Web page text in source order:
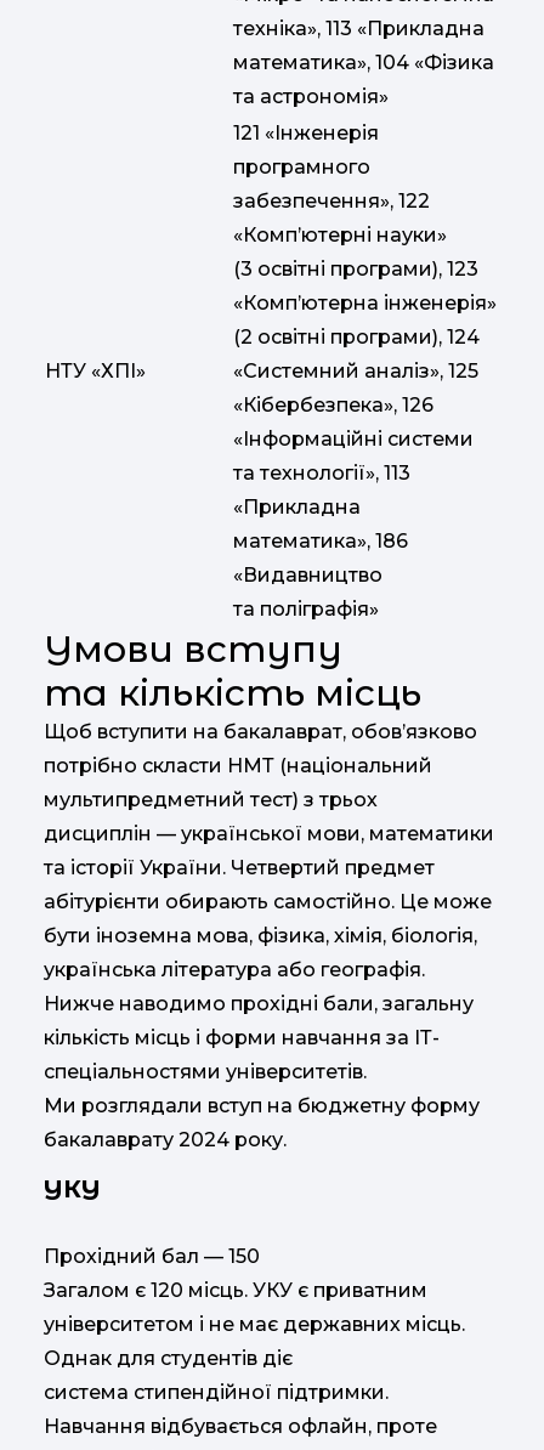
техніка», 113 «Прикладна
математика», 104 «Фізика
та астрономія»
НТУ «ХПІ»
121 «Інженерія
програмного
забезпечення», 122
«Комп’ютерні науки»
(3 освітні програми), 123
«Комп’ютерна інженерія»
(2 освітні програми), 124
«Системний аналіз», 125
«Кібербезпека», 126
«Інформаційні системи
та технології», 113
«Прикладна
математика», 186
«Видавництво
та поліграфія»
Умови вступу
та кількість місць
Щоб вступити на бакалаврат, обов’язково
потрібно скласти НМТ (національний
мультипредметний тест) з трьох
дисциплін — української мови, математики
та історії України. Четвертий предмет
абітурієнти обирають самостійно. Це може
бути іноземна мова, фізика, хімія, біологія,
українська література або географія.
Нижче наводимо прохідні бали, загальну
кількість місць і форми навчання за ІТ-
спеціальностями університетів.
Ми розглядали вступ на бюджетну форму
бакалаврату 2024 року.
УКУ
Прохідний бал — 150
Загалом є 120 місць. УКУ є приватним
університетом і не має державних місць.
Однак для студентів діє
система стипендійної підтримки.
Навчання відбувається офлайн, проте